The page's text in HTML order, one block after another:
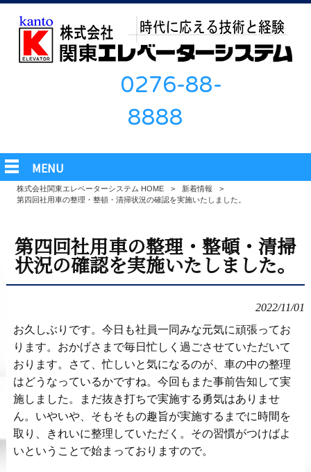
0276-88-
8888
MENU
株式会社関東エレベーターシステム HOME > 新着情報
>
第四回社用車の整理・整頓・清掃状況の確認を実施いたしました。
第四回社用車の整理・整頓・清掃
状況の確認を実施いたしました。
2022/11/01
お久しぶりです。今日も社員一同みな元気に頑張ってお
ります。おかげさまで毎日忙しく過ごさせていただいて
おります。さて、忙しいと気になるのが、車の中の整理
はどうなっているかですね。今回もまた事前告知して実
施しました。まだ抜き打ちで実施する勇気はありませ
ん。いやいや、そもそもの趣旨が実施するまでに時間を
取り、きれいに整理していただく。その習慣がつけばよ
いということで始まっておりますので。